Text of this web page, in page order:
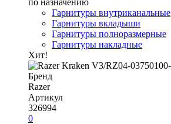
по назначению
Гарнитуры внутриканальные
Гарнитуры вкладыши
Гарнитуры полноразмерные
Гарнитуры накладные
Хит!
Бренд
Razer
Артикул
326994
0